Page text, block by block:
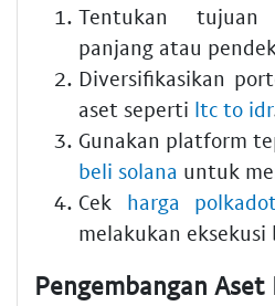
Tentukan tujuan
panjang atau
Diversifikasikan
aset seperti ltc to idr
Gunakan platform
beli solana untuk
Cek harga
melakukan eksekusi
Pengembangan